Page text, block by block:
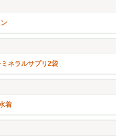
ミネラルサプリ2袋
着